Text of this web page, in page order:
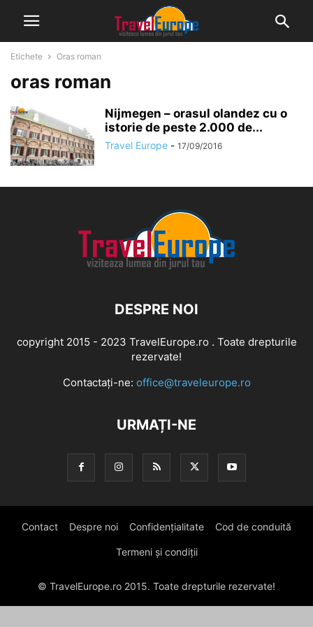
Etichete Oras roman
oras roman
Nijmegen – orasul olandez cu o
istorie de peste 2.000 de...
Travel Europe - 17/09/2016
DESPRE NOI
copyright 2015 - 2023 TravelEurope.ro . Toate drepturile
rezervate!
Contactați-ne: office@traveleurope.ro
URMAȚI-NE
Contact Despre noi Confidențialitate Cod de conduită
Termeni și condiții
© TravelEurope.ro 2015. Toate drepturile rezervate!